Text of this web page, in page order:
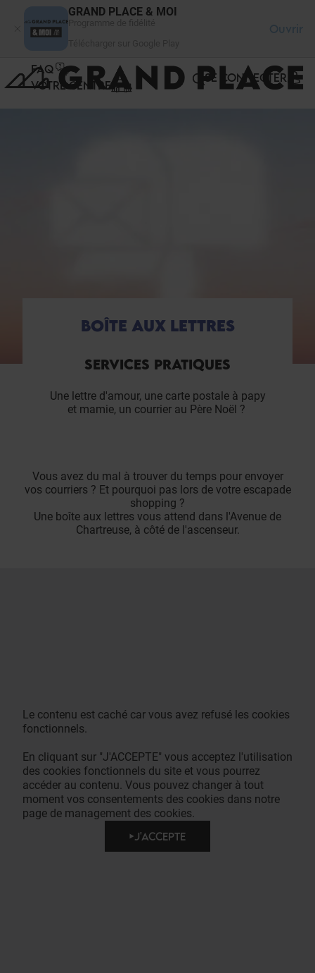
GRAND PLACE & MOI
Ouvrir
FAQ
VOTRE CENTRE
SE CONNECTER
BOÎTE AUX LETTRES
SERVICES PRATIQUES
Une lettre d'amour, une carte postale à papy
et mamie, un courrier au Père Noël ?
Vous avez du mal à trouver du temps pour envoyer
vos courriers ? Et pourquoi pas lors de votre escapade
shopping ?
Une boîte aux lettres vous attend dans l'Avenue de
Chartreuse, à côté de l'ascenseur.
Le contenu est caché car vous avez refusé les cookies
fonctionnels.
En cliquant sur "J'ACCEPTE" vous acceptez l'utilisation
des cookies fonctionnels du site et vous pourrez
accéder au contenu. Vous pouvez changer à tout
moment vos consentements des cookies dans notre
page de management des cookies.
J'ACCEPTE
Panneau de gestion des cookies